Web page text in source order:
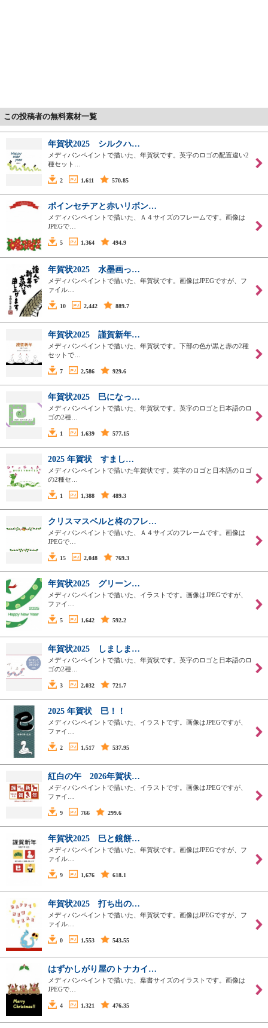
この投稿者の無料素材一覧
年賀状2025 シルクハ…
メディバンペイントで描いた、年賀状です。英字のロゴの配置違い2
種セット…
2 1,611 570.85
ポインセチアと赤いリボン…
メディバンペイントで描いた、Ａ４サイズのフレームです。画像は
JPEGで…
5 1,364 494.9
年賀状2025 水墨画っ…
メディバンペイントで描いた、年賀状です。画像はJPEGですが、フ
ァイル…
10 2,442 889.7
年賀状2025 謹賀新年…
メディバンペイントで描いた、年賀状です。下部の色が黒と赤の2種
セットで…
7 2,586 929.6
年賀状2025 巳になっ…
メディバンペイントで描いた、年賀状です。英字のロゴと日本語のロ
ゴの2種…
1 1,639 577.15
2025 年賀状 すまし…
メディバンペイントで描いた年賀状です。英字のロゴと日本語のロゴ
の2種セ…
1 1,388 489.3
クリスマスベルと柊のフレ…
メディバンペイントで描いた、Ａ４サイズのフレームです。画像は
JPEGで…
15 2,048 769.3
年賀状2025 グリーン…
メディバンペイントで描いた、イラストです。画像はJPEGですが、
ファイ…
5 1,642 592.2
年賀状2025 しましま…
メディバンペイントで描いた、年賀状です。英字のロゴと日本語のロ
ゴの2種…
3 2,032 721.7
2025 年賀状 巳！！
メディバンペイントで描いた、イラストです。画像はJPEGですが、
ファイ…
2 1,517 537.95
紅白の午 2026年賀状…
メディバンペイントで描いた、イラストです。画像はJPEGですが、
ファイ…
9 766 299.6
年賀状2025 巳と鏡餅…
メディバンペイントで描いた、年賀状です。画像はJPEGですが、フ
ァイル…
9 1,676 618.1
年賀状2025 打ち出の…
メディバンペイントで描いた、年賀状です。画像はJPEGですが、フ
ァイル…
0 1,553 543.55
はずかしがり屋のトナカイ…
メディバンペイントで描いた、葉書サイズのイラストです。画像は
JPEGで…
4 1,321 476.35